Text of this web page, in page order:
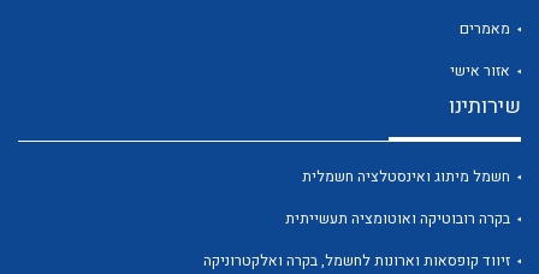
מאמרים
אזור אישי
שירותינו
חשמל מיתוג ואינסטלציה חשמלית
בקרה רובוטיקה ואוטומציה תעשייתית
זיווד קופסאות וארונות לחשמל, בקרה ואלקטרוניקה